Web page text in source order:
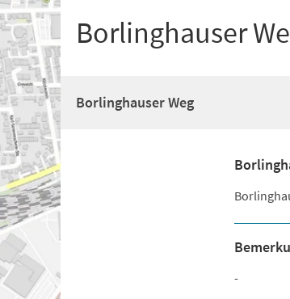
Borlinghauser
Borlinghauser Weg
-